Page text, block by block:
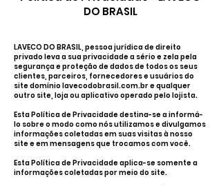
DO BRASIL
LAVECO DO BRASIL, pessoa jurídica de direito
privado leva a sua privacidade a sério e zela pela
segurança e proteção de dados de todos os seus
clientes, parceiros, fornecedores e usuários do
site domínio lavecodobrasil.com.br e qualquer
outro site, loja ou aplicativo operado pelo lojista.
Esta Política de Privacidade destina-se a informá-
lo sobre o modo como nós utilizamos e divulgamos
informações coletadas em suas visitas à nosso
site e em mensagens que trocamos com você.
Esta Política de Privacidade aplica-se somente a
informações coletadas por meio do site.